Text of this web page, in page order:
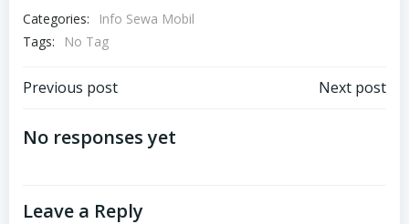
Categories:
Info Sewa Mobil
Tags:
No Tag
Post
navigation
Previous post Next post
No responses yet
Leave a Reply